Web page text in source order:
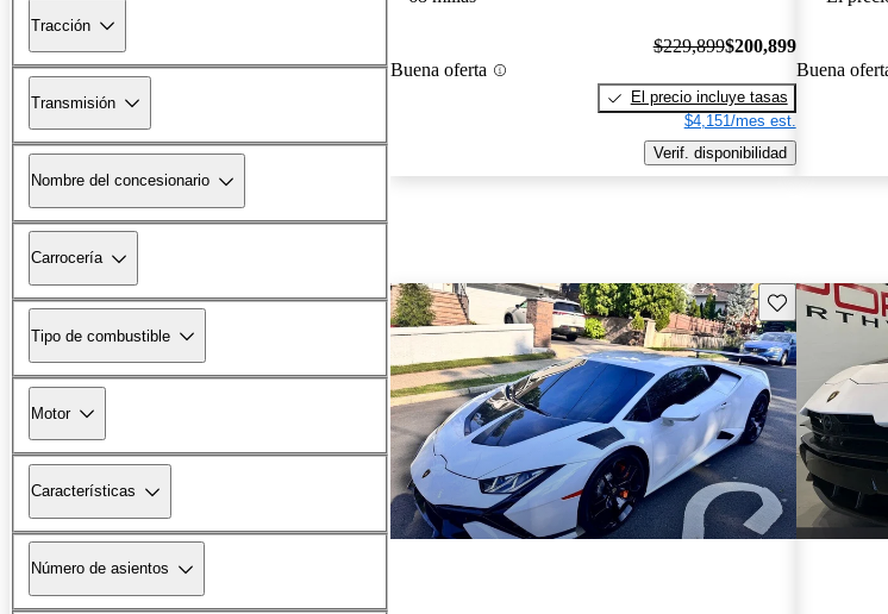
Tracción
Transmisión
Nombre del concesionario
Carrocería
Tipo de combustible
Motor
Características
Número de asientos
Buena oferta
$229,899$200,899
El precio incluye tasas
$4,151/mes est.
Verif. disponibilidad
Buena
Guarda este